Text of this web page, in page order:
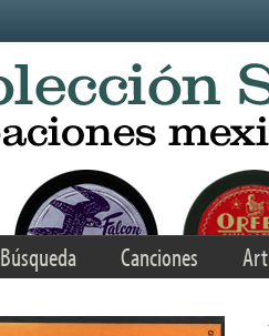
Búsqueda Canciones